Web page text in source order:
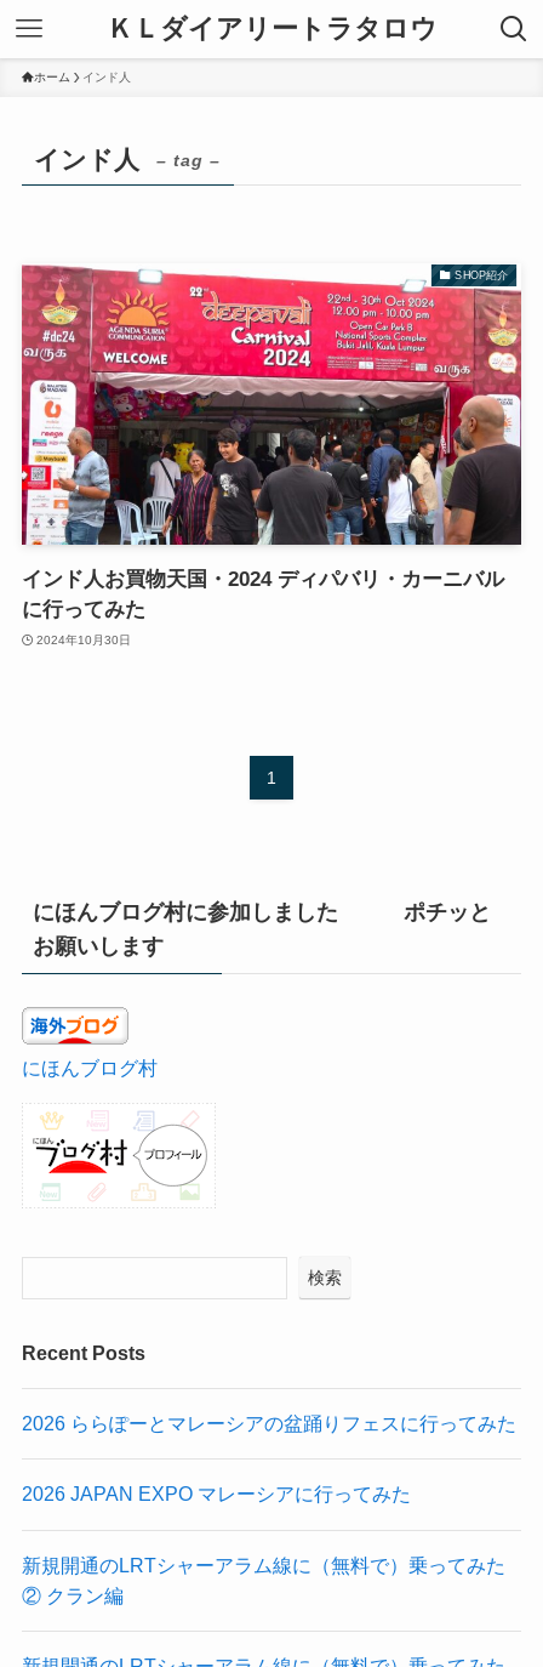
ＫＬダイアリートラタロウ
ホーム インド人
インド人 – tag –
SHOP紹介
インド人お買物天国・2024 ディパバリ・カーニバル
に行ってみた
2024年10月30日
1
にほんブログ村に参加しました ポチッと
お願いします
にほんブログ村
検索
Recent Posts
2026 ららぽーとマレーシアの盆踊りフェスに行ってみた
2026 JAPAN EXPO マレーシアに行ってみた
新規開通のLRTシャーアラム線に（無料で）乗ってみた
② クラン編